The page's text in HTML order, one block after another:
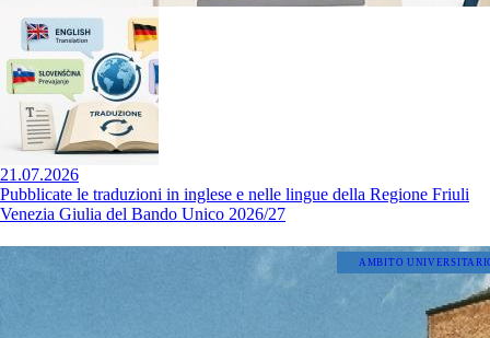
21.07.2026
Pubblicate le traduzioni in inglese e nelle lingue della Regione Friuli
Venezia Giulia del Bando Unico 2026/27
AMBITO